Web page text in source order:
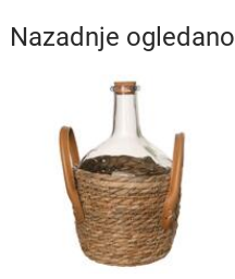
Nazadnje ogledano